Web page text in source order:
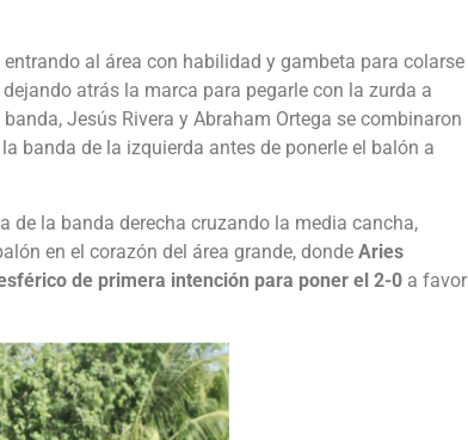
entrando al área con habilidad y gambeta para colarse
atrás la marca para pegarle con la zurda a
Jesús Rivera y Abraham Ortega se combinaron
banda de la izquierda antes de ponerle el balón a
de la banda derecha cruzando la media cancha,
en el corazón del área grande, donde Aries
de primera intención para poner el 2-0 a favor